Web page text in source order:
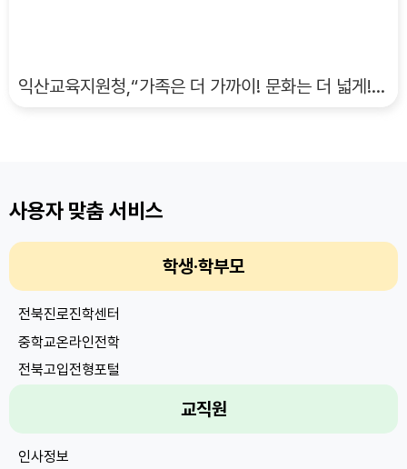
익산교육지원청,“가족은 더 가까이! 문화는 더 넓게!” 다문화가정 지원 2년째 이어간다
사용자 맞춤 서비스
학생·학부모
전북진로진학센터
중학교온라인전학
전북고입전형포털
학생인권교육센터
교직원
인사정보